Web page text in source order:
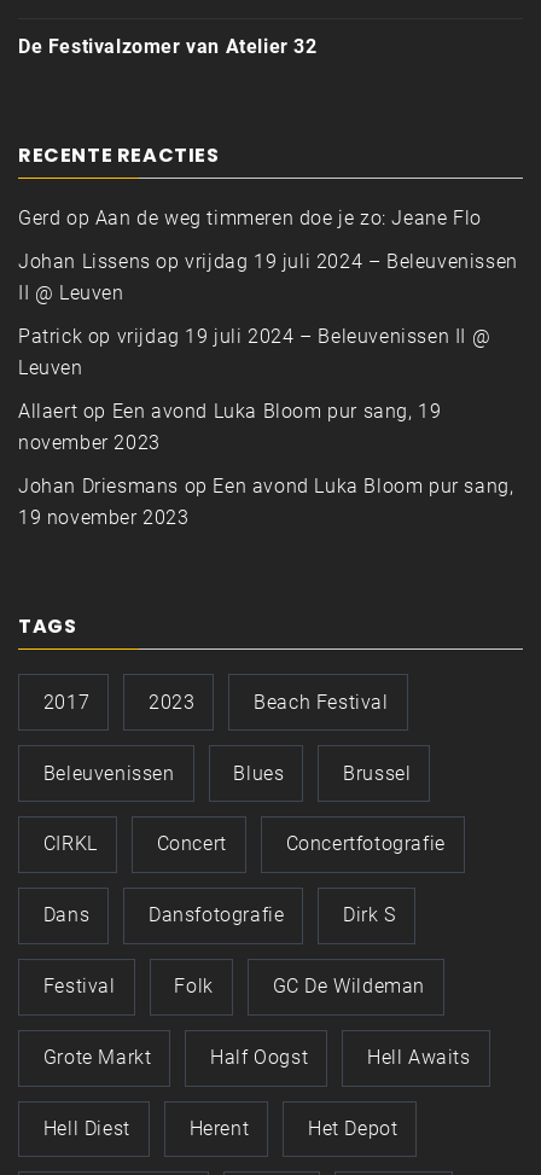
De Festivalzomer van Atelier 32
RECENTE REACTIES
Gerd op Aan de weg timmeren doe je zo: Jeane Flo
Johan Lissens opvrijdag 19 juli 2024 – Beleuvenissen
II @ Leuven
Patrick op vrijdag 19 juli 2024 – Beleuvenissen II @
Leuven
Allaert op Een avond Luka Bloom pur sang, 19
november 2023
Johan Driesmans op Een avond Luka Bloom pur sang,
19 november 2023
TAGS
2017 2023 Beach Festival
Beleuvenissen Blues Brussel
CIRKL Concert Concertfotografie
Dans Dansfotografie Dirk S
Festival Folk GC De Wildeman
Grote Markt Half Oogst Hell Awaits
Hell Diest Herent Het Depot